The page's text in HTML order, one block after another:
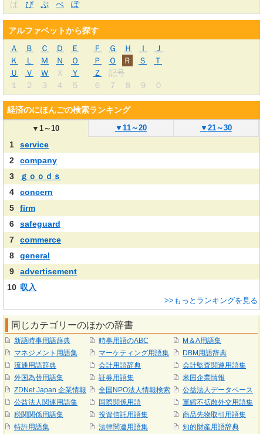
ぱ ぴ ぷ ぺ ぽ
アルファベットから探す
Ａ
Ｂ Ｃ Ｄ Ｅ Ｆ Ｇ Ｈ Ｉ
Ｊ
Ｋ
Ｌ Ｍ Ｎ Ｏ Ｐ Ｑ Ｒ Ｓ
Ｔ
Ｕ
Ｖ Ｗ Ｘ Ｙ Ｚ
記号
１
２ ３ ４ ５ ６ ７ ８ ９ ０
経済のにほんごの検索ランキング
▼1～10 ▼ 11～20 ▼ 21～30
1
service
2
company
3
ｇｏｏｄｓ
4
concern
5
firm
6
safeguard
7
commerce
8
general
9
advertisement
10 収入
>>もっとランキングを見る
同じカテゴリーのほかの辞書
新語時事用語辞典
マネジメント用語集
流通用語辞典
外国為替用語集
ZDNet Japan 企業情報
公益法人関連用語集
税関関係用語集
特許用語集
時事用語のABC
マーケティング用語集
会計用語辞典
証券用語集
全国NPO法人情報検索
国際関係用語
投資信託用語集
法律関連用語集
M＆A用語集
DBM用語辞典
会計監査関連用語集
米国企業情報
公益法人データベース
軍縮不拡散外交用語集
商品先物取引用語集
知的財産用語辞典